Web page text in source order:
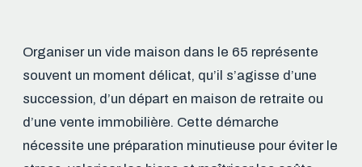
Organiser un vide maison dans le 65 représente
souvent un moment délicat, qu’il s’agisse d’une
succession, d’un départ en maison de retraite ou
d’une vente immobilière. Cette démarche
nécessite une préparation minutieuse pour éviter le